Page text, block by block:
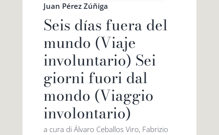
Juan Pérez Zúñiga
Seis días fuera del
mundo (Viaje
involuntario) Sei
giorni fuori dal
mondo (Viaggio
involontario)
a cura di Álvaro Ceballos Viro, Fabrizio